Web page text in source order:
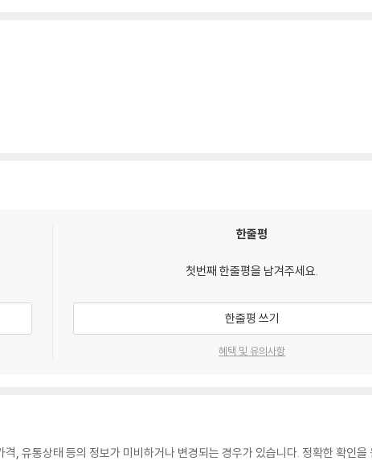
한줄평
첫번째 한줄평을 남겨주세요.
한줄평 쓰기
혜택 및 유의사항
, 유통상태 등의 정보가 미비하거나 변경되는 경우가 있습니다. 정확한 확인을